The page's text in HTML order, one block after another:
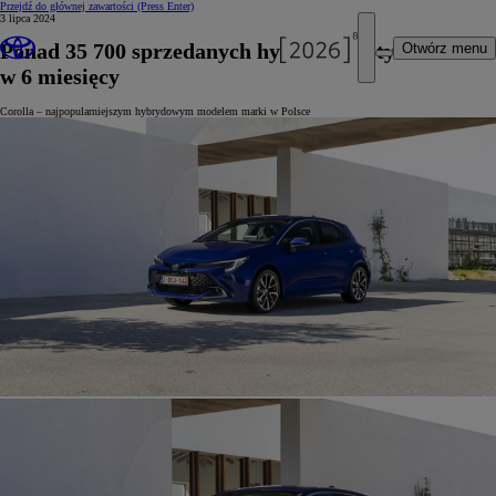
Przejdź do głównej zawartości (Press Enter)
Otwórz menu
3 lipca 2024
Ponad 35 700 sprzedanych hybryd Toyoty
w 6 miesięcy
Corolla – najpopularniejszym hybrydowym modelem marki w Polsce